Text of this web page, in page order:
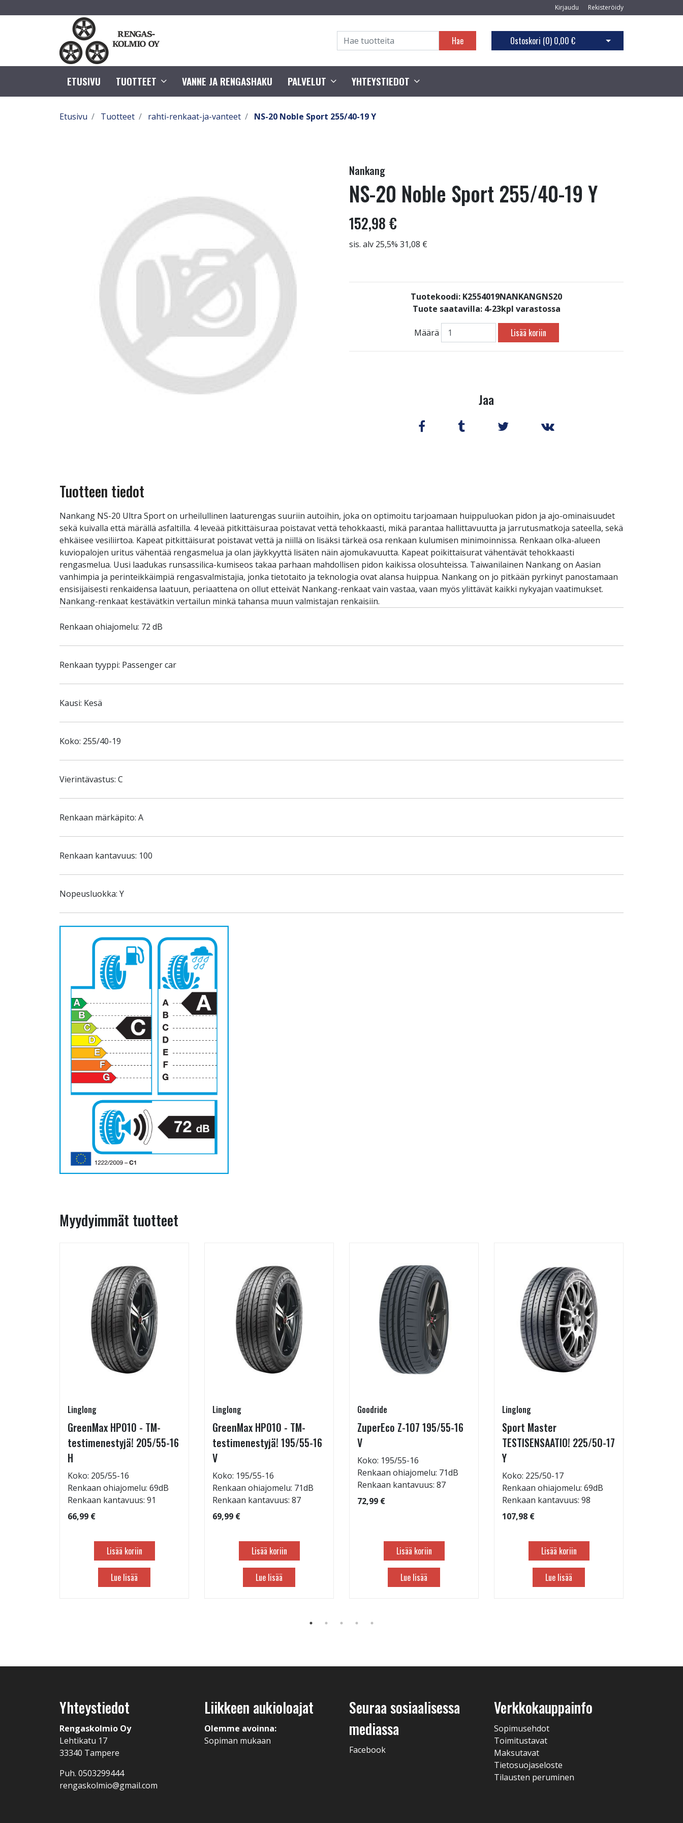
Kirjaudu Rekisteröidy
Hae Ostoskori (0) 0,00 € Avaa ostoskori
ETUSIVU TUOTTEET VANNE JA RENGASHAKU PALVELUT YHTEYSTIEDOT
Etusivu Tuotteet rahti-renkaat-ja-vanteet NS-20 Noble Sport 255/40-19 Y
Nankang
NS-20 Noble Sport 255/40-19 Y
152,98 €
sis. alv 25,5% 31,08 €
Tuotekoodi: K2554019NANKANGNS20
Tuote saatavilla: 4-23kpl varastossa
Määrä Lisää koriin
Jaa
Tuotteen tiedot
Nankang NS-20 Ultra Sport on urheilullinen laaturengas suuriin autoihin, joka on optimoitu tarjoamaan huippuluokan pidon ja ajo-ominaisuudet
sekä kuivalla että märällä asfaltilla. 4 leveää pitkittäisuraa poistavat vettä tehokkaasti, mikä parantaa hallittavuutta ja jarrutusmatkoja sateella, sekä
ehkäisee vesiliirtoa. Kapeat pitkittäisurat poistavat vettä ja niillä on lisäksi tärkeä osa renkaan kulumisen minimoinnissa. Renkaan olka-alueen
kuviopalojen uritus vähentää rengasmelua ja olan jäykkyyttä lisäten näin ajomukavuutta. Kapeat poikittaisurat vähentävät tehokkaasti
rengasmelua. Uusi laadukas runsassilica-kumiseos takaa parhaan mahdollisen pidon kaikissa olosuhteissa. Taiwanilainen Nankang on Aasian
vanhimpia ja perinteikkäimpiä rengasvalmistajia, jonka tietotaito ja teknologia ovat alansa huippua. Nankang on jo pitkään pyrkinyt panostamaan
ensisijaisesti renkaidensa laatuun, periaattena on ollut etteivät Nankang-renkaat vain vastaa, vaan myös ylittävät kaikki nykyajan vaatimukset.
Nankang-renkaat kestävätkin vertailun minkä tahansa muun valmistajan renkaisiin.
Renkaan ohiajomelu: 72 dB
Renkaan tyyppi: Passenger car
Kausi: Kesä
Koko: 255/40-19
Vierintävastus: C
Renkaan märkäpito: A
Renkaan kantavuus: 100
Nopeusluokka: Y
Myydyimmät tuotteet
Linglong
GreenMax HP010 - TM-
testimenestyjä! 205/55-16
H
Koko: 205/55-16
Renkaan ohiajomelu: 69dB
Renkaan kantavuus: 91
66,99 €
Lisää koriin
Lue lisää
Linglong
GreenMax HP010 - TM-
testimenestyjä! 195/55-16
V
Koko: 195/55-16
Renkaan ohiajomelu: 71dB
Renkaan kantavuus: 87
69,99 €
Lisää koriin
Lue lisää
Goodride
ZuperEco Z-107 195/55-16
V
Koko: 195/55-16
Renkaan ohiajomelu: 71dB
Renkaan kantavuus: 87
72,99 €
Lisää koriin
Lue lisää
Linglong
Sport Master
TESTISENSAATIO! 225/50-17
Y
Koko: 225/50-17
Renkaan ohiajomelu: 69dB
Renkaan kantavuus: 98
107,98 €
Lisää koriin
Lue lisää
Yhteystiedot
Rengaskolmio Oy
Lehtikatu 17
33340 Tampere
Puh. 0503299444
rengaskolmio@gmail.com
Liikkeen aukioloajat
Olemme avoinna:
Sopiman mukaan
Seuraa sosiaalisessa
mediassa
Facebook
Verkkokauppainfo
Sopimusehdot
Toimitustavat
Maksutavat
Tietosuojaseloste
Tilausten peruminen